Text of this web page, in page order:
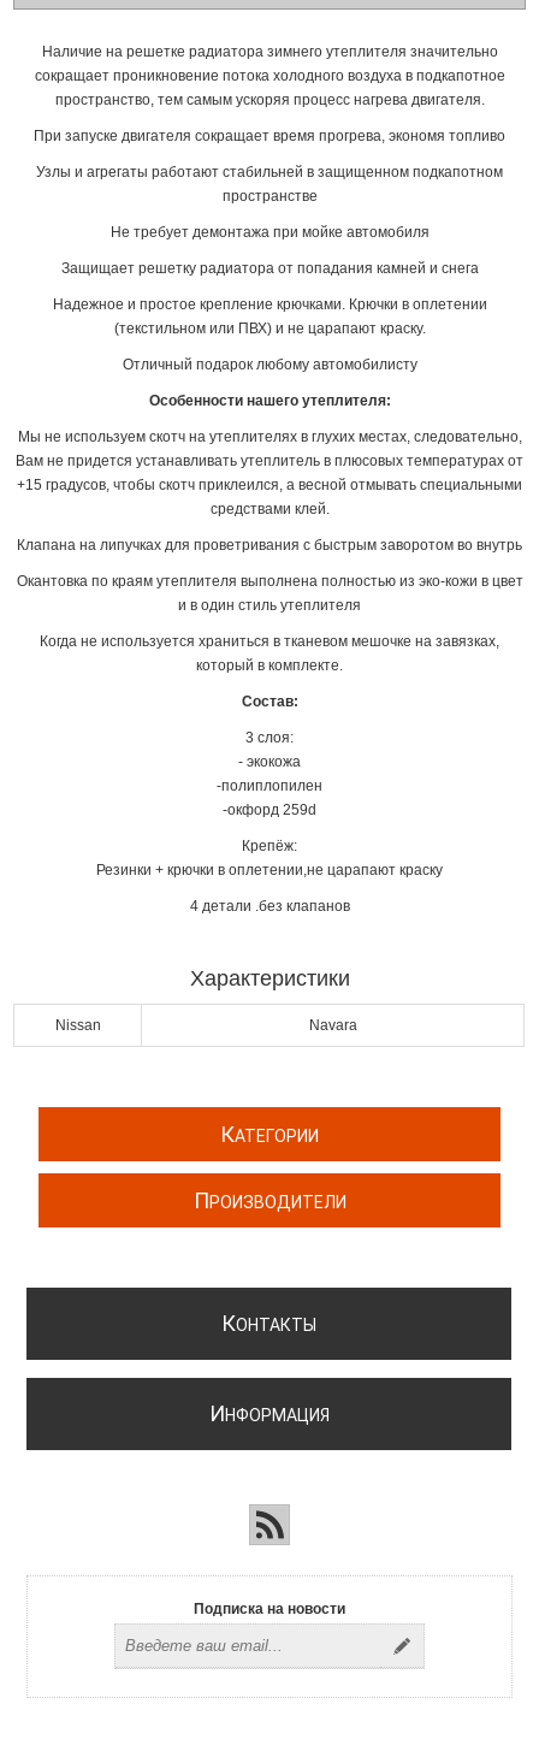
Наличие на решетке радиатора зимнего утеплителя значительно
сокращает проникновение потока холодного воздуха в подкапотное
пространство, тем самым ускоряя процесс нагрева двигателя.
При запуске двигателя сокращает время прогрева, экономя топливо
Узлы и агрегаты работают стабильней в защищенном подкапотном
пространстве
Не требует демонтажа при мойке автомобиля
Защищает решетку радиатора от попадания камней и снега
Надежное и простое крепление крючками. Крючки в оплетении
(текстильном или ПВХ) и не царапают краску.
Отличный подарок любому автомобилисту
Особенности нашего утеплителя:
Мы не используем скотч на утеплителях в глухих местах, следовательно,
Вам не придется устанавливать утеплитель в плюсовых температурах от
+15 градусов, чтобы скотч приклеился, а весной отмывать специальными
средствами клей.
Клапана на липучках для проветривания с быстрым заворотом во внутрь
Окантовка по краям утеплителя выполнена полностью из эко-кожи в цвет
и в один стиль утеплителя
Когда не используется храниться в тканевом мешочке на завязках,
который в комплекте.
Состав:
3 слоя:
- экокожа
-полиплопилен
-окфорд 259d
Крепёж:
Резинки + крючки в оплетении,не царапают краску
4 детали .без клапанов
Характеристики
Nissan Navara
КАТЕГОРИИ
ПРОИЗВОДИТЕЛИ
КОНТАКТЫ
ИНФОРМАЦИЯ
Подписка на новости